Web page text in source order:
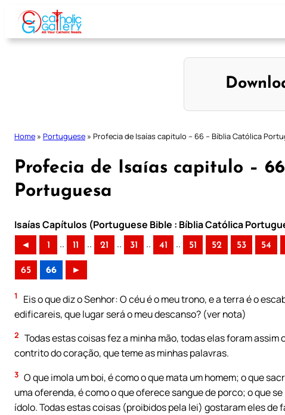
Skip
content
Home » Portuguese » Profecia de Isaías capitulo – 66 – Bíblia Católica
Profecia de Isaías capitulo –
Portuguesa
Isaías Capítulos (Portuguese Bible : Bíblia Católica
◄ 1 .. 11 .. 21 .. 31 .. 41 .. 51 52 53 54
65 66 ►
1
Eis o que diz o Senhor: O céu é o meu trono, e a terra é o
edificareis, que lugar será o meu descanso? (ver nota)
2 Todas estas coisas fez a minha mão, todas elas foram
contrito do coração, que teme as minhas palavras.
3 O que imola um boi, é como o que mata um homem; o que
uma oferenda, é como o que oferece sangue de porco; o que
ídolo. Todas estas coisas (proibidos pela lei) gostaram eles de